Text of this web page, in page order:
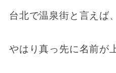
台北で温泉街と言えば、
やはり真っ先に名前が